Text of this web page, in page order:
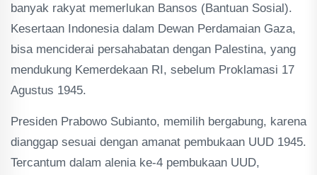
banyak rakyat memerlukan Bansos (Bantuan Sosial).
Kesertaan Indonesia dalam Dewan Perdamaian Gaza,
bisa menciderai persahabatan dengan Palestina, yang
mendukung Kemerdekaan RI, sebelum Proklamasi 17
Agustus 1945.
Presiden Prabowo Subianto, memilih bergabung, karena
dianggap sesuai dengan amanat pembukaan UUD 1945.
Tercantum dalam alenia ke-4 pembukaan UUD,